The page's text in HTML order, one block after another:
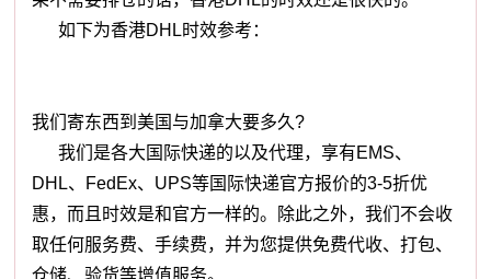
如下为香港DHL时效参考：
我们寄东西到美国与加拿大要多久?
我们是各大国际快递的以及代理，享有EMS、
DHL、FedEx、UPS等国际快递官方报价的3-5折优
惠，而且时效是和官方一样的。除此之外，我们不会收
取任何服务费、手续费，并为您提供免费代收、打包、
仓储、验货等增值服务。